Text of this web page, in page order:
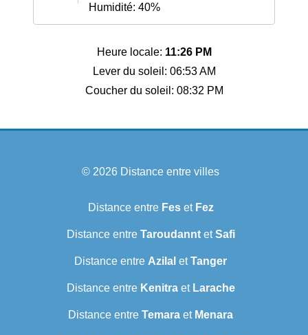
Humidité: 40%
Heure locale: 11:26 PM
Lever du soleil: 06:53 AM
Coucher du soleil: 08:32 PM
© 2026 Distance entre villes
Distance entre Feset Fez
Distance entre TaroudanntetSafi
Distance entre Azilal etTanger
Distance entre Kenitraet Larache
Distance entre Temara et Menara